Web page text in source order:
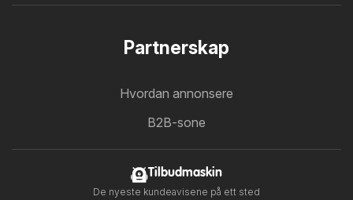
Partnerskap
Hvordan annonsere
B2B-sone
Tilbudmaskin
De nyeste kundeavisene på ett sted